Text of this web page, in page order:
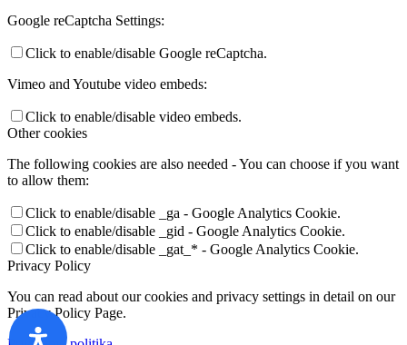
Google reCaptcha Settings:
Click to enable/disable Google reCaptcha.
Vimeo and Youtube video embeds:
Click to enable/disable video embeds.
Other cookies
The following cookies are also needed - You can choose if you want
to allow them:
Click to enable/disable _ga - Google Analytics Cookie.
Click to enable/disable _gid - Google Analytics Cookie.
Click to enable/disable _gat_* - Google Analytics Cookie.
Privacy Policy
You can read about our cookies and privacy settings in detail on our
Privacy Policy Page.